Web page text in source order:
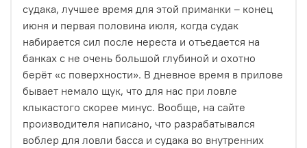
судака, лучшее время для этой приманки – конец
июня и первая половина июля, когда судак
набирается сил после нереста и отъедается на
банках с не очень большой глубиной и охотно
берёт «с поверхности». В дневное время в прилове
бывает немало щук, что для нас при ловле
клыкастого скорее минус. Вообще, на сайте
производителя написано, что разрабатывался
воблер для ловли басса и судака во внутренних